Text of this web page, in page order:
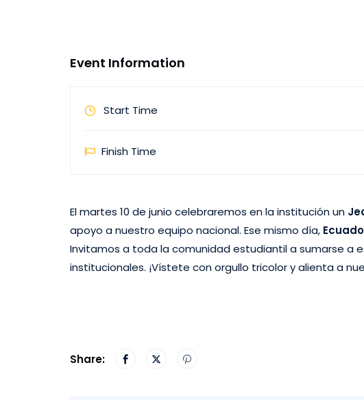
Event Information
Start Time
Finish Time
El martes 10 de junio celebraremos en la institución un
apoyo a nuestro equipo nacional. Ese mismo día,
Invitamos a toda la comunidad estudiantil a sumarse a
institucionales. ¡Vístete con orgullo tricolor y alienta a
Share: